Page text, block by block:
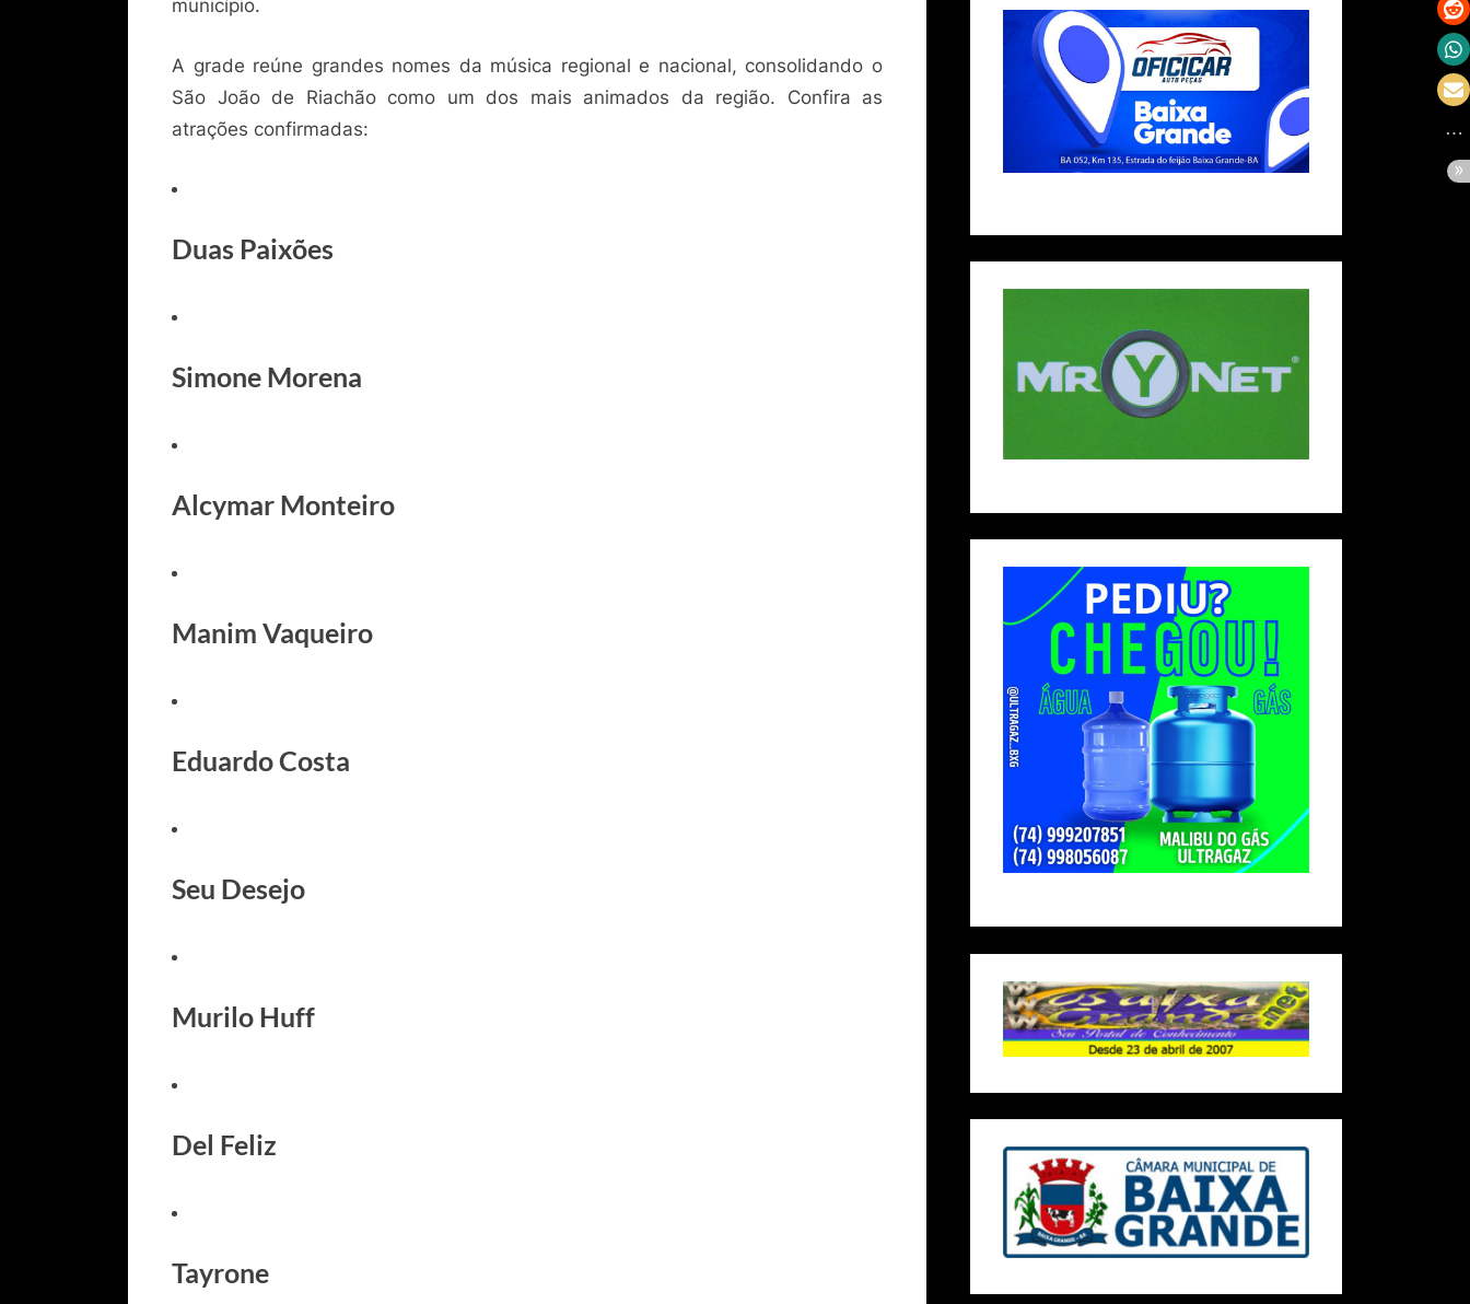
município.
A grade reúne grandes nomes da música regional e nacional, consolidando o
São João de Riachão como um dos mais animados da região. Confira as
atrações confirmadas:
Duas Paixões
Simone Morena
Alcymar Monteiro
Manim Vaqueiro
Eduardo Costa
Seu Desejo
Murilo Huff
Del Feliz
Tayrone